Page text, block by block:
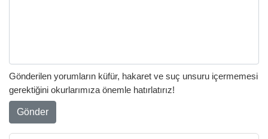
Gönderilen yorumların küfür, hakaret ve suç unsuru içermemesi
gerektiğini okurlarımıza önemle hatırlatırız!
Gönder